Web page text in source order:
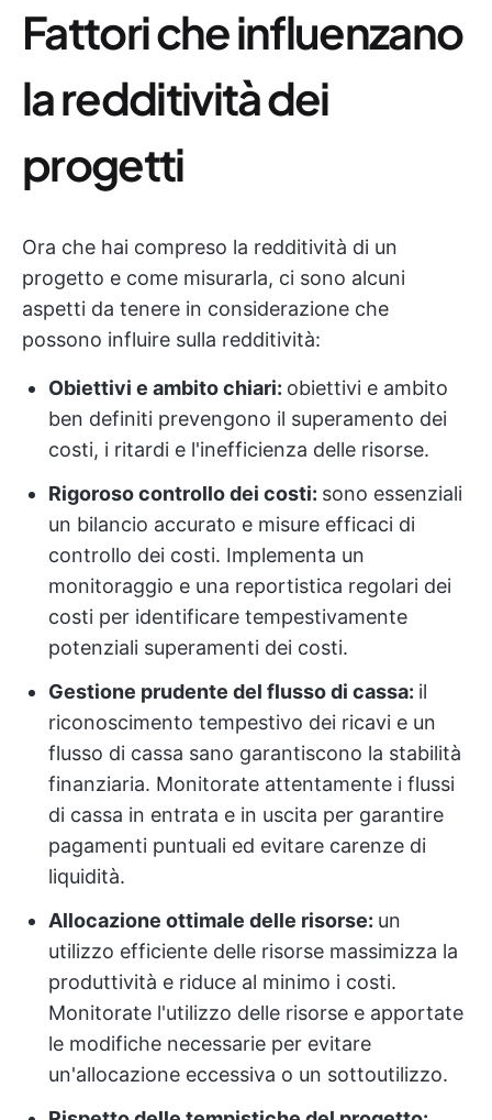
Fattori che influenzano
la redditività dei
progetti
Ora che hai compreso la redditività di un
progetto e come misurarla, ci sono alcuni
aspetti da tenere in considerazione che
possono influire sulla redditività:
Obiettivi e ambito chiari: obiettivi e ambito
ben definiti prevengono il superamento dei
costi, i ritardi e l'inefficienza delle risorse.
Rigoroso controllo dei costi: sono essenziali
un bilancio accurato e misure efficaci di
controllo dei costi. Implementa un
monitoraggio e una reportistica regolari dei
costi per identificare tempestivamente
potenziali superamenti dei costi.
Gestione prudente del flusso di cassa: il
riconoscimento tempestivo dei ricavi e un
flusso di cassa sano garantiscono la stabilità
finanziaria. Monitorate attentamente i flussi
di cassa in entrata e in uscita per garantire
pagamenti puntuali ed evitare carenze di
liquidità.
Allocazione ottimale delle risorse: un
utilizzo efficiente delle risorse massimizza la
produttività e riduce al minimo i costi.
Monitorate l'utilizzo delle risorse e apportate
le modifiche necessarie per evitare
un'allocazione eccessiva o un sottoutilizzo.